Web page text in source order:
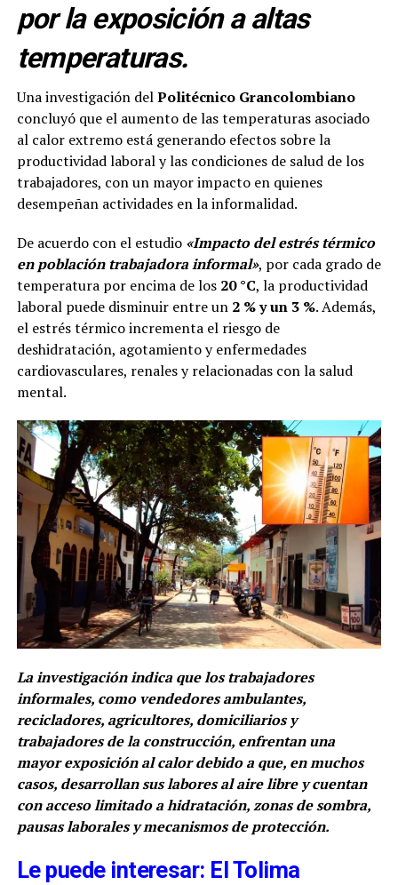
por la exposición a altas
temperaturas.
Una investigación delPolitécnico Grancolombiano
concluyó que el aumento de las temperaturas asociado
al calor extremo está generando efectos sobre la
productividad laboral y las condiciones de salud de los
trabajadores, con un mayor impacto en quienes
desempeñan actividades en la informalidad.
De acuerdo con el estudio «Impacto del estrés térmico
en población trabajadora informal», por cada grado de
temperatura por encima de los 20 °C, la productividad
laboral puede disminuir entre un 2 % y un 3 %. Además,
el estrés térmico incrementa el riesgo de
deshidratación, agotamiento y enfermedades
cardiovasculares, renales y relacionadas con la salud
mental.
La investigación indica que los trabajadores
informales, como vendedores ambulantes,
recicladores, agricultores, domiciliarios y
trabajadores de la construcción, enfrentan una
mayor exposición al calor debido a que, en muchos
casos, desarrollan sus labores al aire libre y cuentan
con acceso limitado a hidratación, zonas de sombra,
pausas laborales y mecanismos de protección.
Le puede interesar: El Tolima